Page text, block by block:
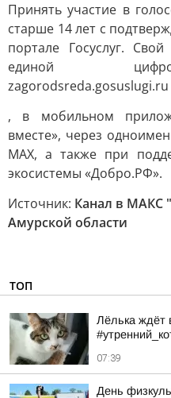
Принять участие в
старше 14 лет с
портале Госуслуг.
единой
zagorodsreda.gosuslugi.ru
, в мобильном
вместе», через
MАХ, а также при
экосистемы «Добро.РФ».
Источник: Канал в МАКС
Амурской области
ТОП
Лёлька ждёт
07:39
День